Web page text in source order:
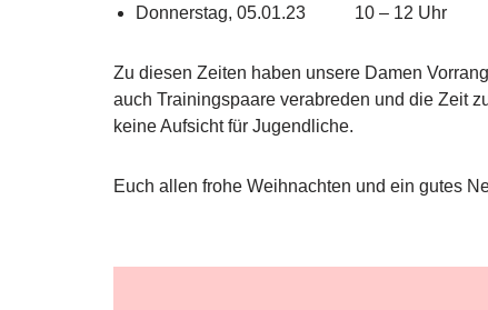
Donnerstag, 05.01.23 10 – 12 Uhr
Zu diesen Zeiten haben unsere Damen
auch Trainingspaare verabreden und die Zeit
keine Aufsicht für Jugendliche.
Euch allen frohe Weihnachten und ein gutes